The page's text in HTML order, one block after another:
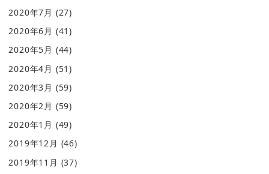
2020年7月 (27)
2020年6月 (41)
2020年5月 (44)
2020年4月 (51)
2020年3月 (59)
2020年2月 (59)
2020年1月 (49)
2019年12月 (46)
2019年11月 (37)